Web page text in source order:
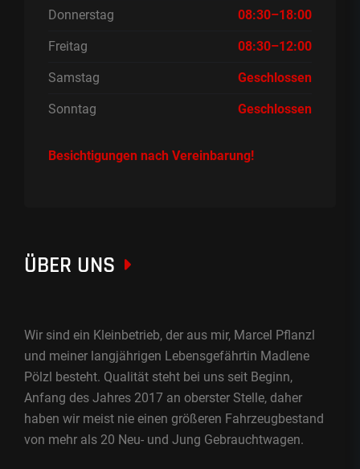
Donnerstag 08:30–18:00
Freitag 08:30–12:00
Samstag Geschlossen
Sonntag Geschlossen
Besichtigungen nach Vereinbarung!
ÜBER UNS
Wir sind ein Kleinbetrieb, der aus mir, Marcel Pflanzl
und meiner langjährigen Lebensgefährtin Madlene
Pölzl besteht. Qualität steht bei uns seit Beginn,
Anfang des Jahres 2017 an oberster Stelle, daher
haben wir meist nie einen größeren Fahrzeugbestand
von mehr als 20 Neu- und Jung Gebrauchtwagen.